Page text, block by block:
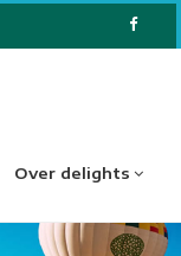
Over delights